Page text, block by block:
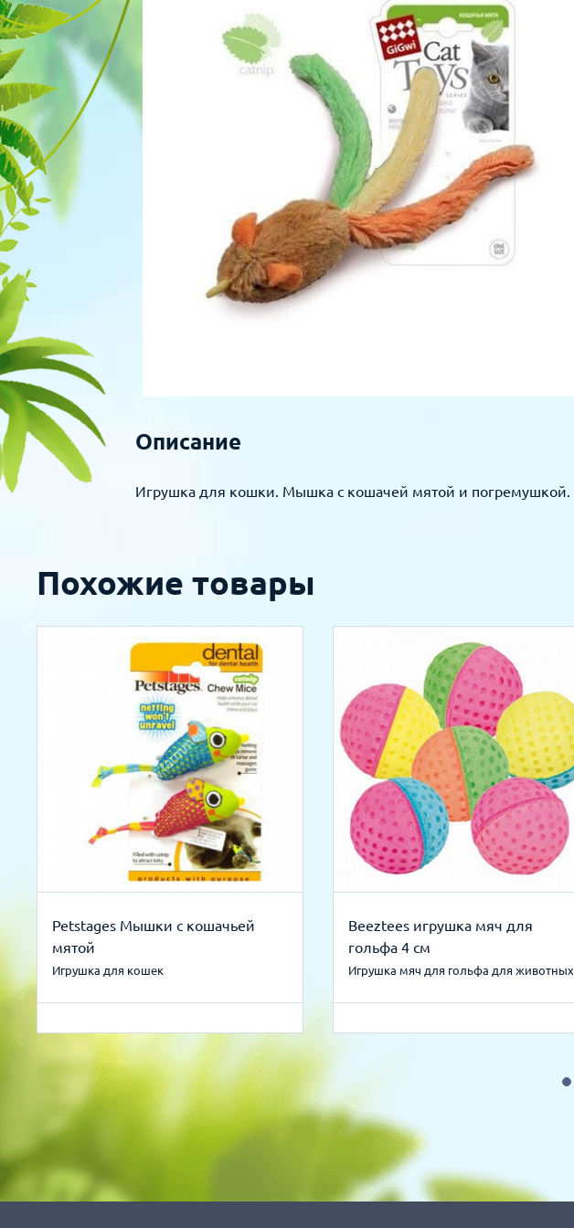
Для рыбок
Для рептилий
Процедуры
Обследование
Стоматология
Описание
Игрушка для кошки. Мышка с кошачей мятой и погремушкой.
Похожие товары
Petstages Мышки с кошачьей
мятой
Игрушка для кошек
Beeztees игрушка мяч для
гольфа 4 см
Игрушка мяч для гольфа для животных